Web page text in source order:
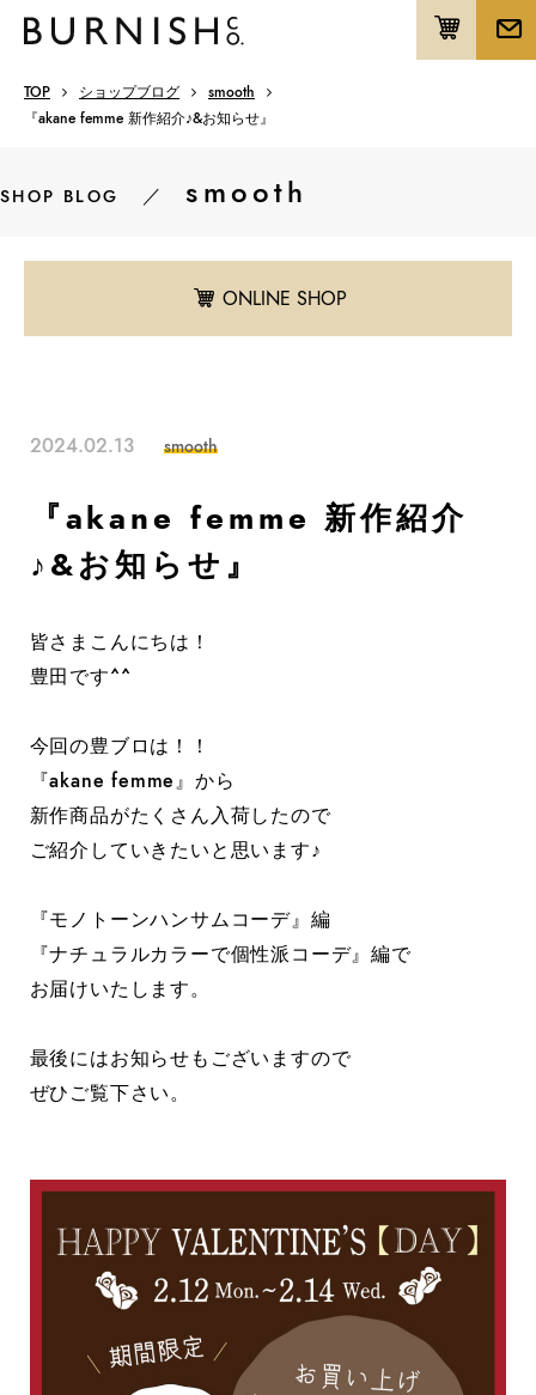
TOP ショップブログ
smooth
『akane femme 新作紹介♪&お知らせ』
SHOP BLOG ／ smooth
ONLINE SHOP
2024.02.13 smooth
『akane femme 新作紹介
♪&お知らせ』
皆さまこんにちは！
豊田です^^
今回の豊ブロは！！
『akane femme』から
新作商品がたくさん入荷したので
ご紹介していきたいと思います♪
『モノトーンハンサムコーデ』編
『ナチュラルカラーで個性派コーデ』編で
お届けいたします。
最後にはお知らせもございますので
ぜひご覧下さい。